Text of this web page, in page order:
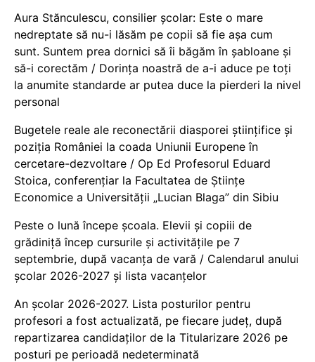
Aura Stănculescu, consilier școlar: Este o mare
nedreptate să nu-i lăsăm pe copii să fie așa cum
sunt. Suntem prea dornici să îi băgăm în șabloane și
să-i corectăm / Dorința noastră de a-i aduce pe toți
la anumite standarde ar putea duce la pierderi la nivel
personal
Bugetele reale ale reconectării diasporei științifice și
poziția României la coada Uniunii Europene în
cercetare-dezvoltare / Op Ed Profesorul Eduard
Stoica, conferențiar la Facultatea de Științe
Economice a Universității „Lucian Blaga” din Sibiu
Peste o lună începe școala. Elevii și copiii de
grădiniță încep cursurile și activitățile pe 7
septembrie, după vacanța de vară / Calendarul anului
școlar 2026-2027 și lista vacanțelor
An școlar 2026-2027. Lista posturilor pentru
profesori a fost actualizată, pe fiecare județ, după
repartizarea candidaților de la Titularizare 2026 pe
posturi pe perioadă nedeterminată